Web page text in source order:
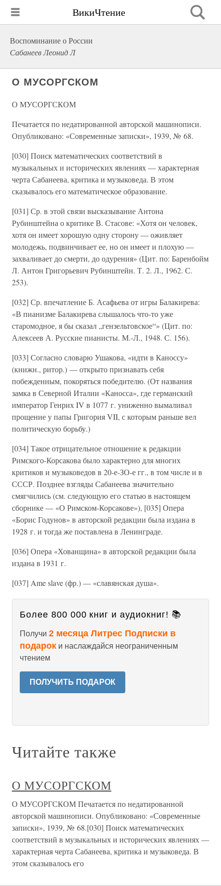
ВикиЧтение
Воспоминание о России
Сабанеев Леонид Л
О МУСОРГСКОМ
О МУСОРГСКОМ
Печатается по недатированной авторской машинописи.
Опубликовано: «Современные записки», 1939, № 68.
[030] Поиск математических соответствий в
музыкальных и исторических явлениях — характерная
черта Сабанеева, критика и музыковеда. В этом
сказывалось его математическое образование.
[031] Ср. в этой связи высказывание Антона
Рубинштейна о критике В. Стасове: «Хотя он человек,
хотя он имеет хорошую одну сторону — оживляет
молодежь, подвинчивает ее, но он имеет и плохую —
захваливает до смерти, до одурения» (Цит. по: Баренбойм
Л. Антон Григорьевич Рубинштейн. Т. 2. Л., 1962. С.
253).
[032] Ср. впечатление Б. Асафьева от игры Балакирева:
«В пианизме Балакирева слышалось что-то уже
старомодное, я бы сказал „гензельтовское“» (Цит. по:
Алексеев А. Русские пианисты. М.-Л., 1948. С. 156).
[033] Согласно словарю Ушакова, «идти в Каноссу»
(книжн., ритор.) — открыто признавать себя
побежденным, покоряться победителю. (От названия
замка в Северной Италии «Каносса», где германский
император Генрих IV в 1077 г. униженно вымаливал
прощение у папы Григория VII, с которым раньше вел
политическую борьбу.)
[034] Такое отрицательное отношение к редакции
Римского-Корсакова было характерно для многих
критиков и музыковедов в 20-е-ЗО-е гг., в том числе и в
СССР. Позднее взгляды Сабанеева значительно
смягчились (см. следующую его статью в настоящем
сборнике — «О Римском-Корсакове»), [035] Опера
«Борис Годунов» в авторской редакции была издана в
1928 г. и тогда же поставлена в Ленинграде.
[036] Опера «Хованщина» в авторской редакции была
издана в 1931 г.
[037] Ame slave (фр.) — «славянская душа».
Более 800 000 книг и аудиокниг! 📚
Получи 2 месяца Литрес Подписки в
подарок и наслаждайся неограниченным
чтением
ПОЛУЧИТЬ ПОДАРОК
Читайте также
О МУСОРГСКОМ
О МУСОРГСКОМ Печатается по недатированной
авторской машинописи. Опубликовано: «Современные
записки», 1939, № 68.[030] Поиск математических
соответствий в музыкальных и исторических явлениях —
характерная черта Сабанеева, критика и музыковеда. В
этом сказывалось его